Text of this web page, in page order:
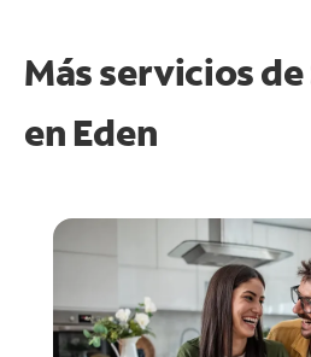
Más servicios
en Eden